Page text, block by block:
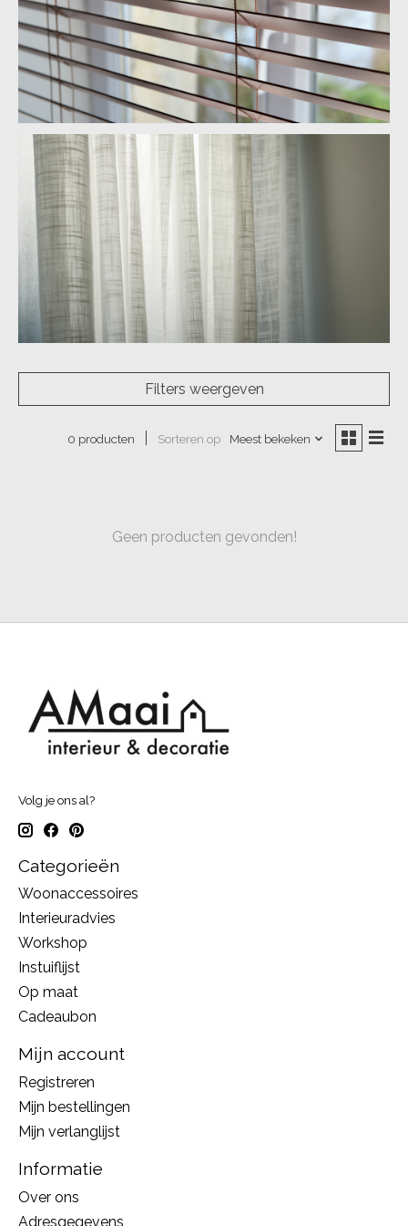
Filters weergeven
0 producten Sorteren op Meest bekeken
Geen producten gevonden!
Volg je ons al?
Categorieën
Woonaccessoires
Interieuradvies
Workshop
Instuiflijst
Op maat
Cadeaubon
Mijn account
Registreren
Mijn bestellingen
Mijn verlanglijst
Informatie
Over ons
Adresgegevens